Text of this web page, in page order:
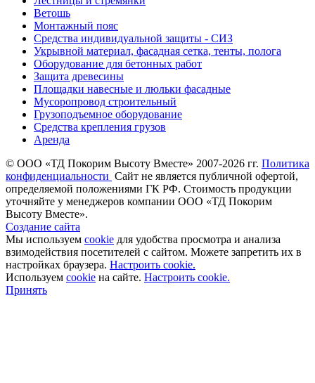
Ветошь
Монтажный пояс
Средства индивидуальной защиты - СИЗ
Укрывной материал, фасадная сетка, тенты, полога
Оборудование для бетонных работ
Защита древесины
Площадки навесные и люльки фасадные
Мусоропровод строительный
Грузоподъемное оборудование
Средства крепления грузов
Аренда
© ООО «ТД Покорим Высоту Вместе» 2007-2026 гг. Политика
конфиденциальности Cайт не является публичной офертой,
определяемой положениями ГК РФ. Стоимость продукции
уточняйте у менеджеров компании ООО «ТД Покорим
Высоту Вместе».
Создание сайта
Мы используем cookie для удобства просмотра и анализа
взимодействия посетителей с сайтом. Можете запретить их в
настройках браузера. Настроить cookie.
Используем cookie на сайте. Настроить cookie.
Принять